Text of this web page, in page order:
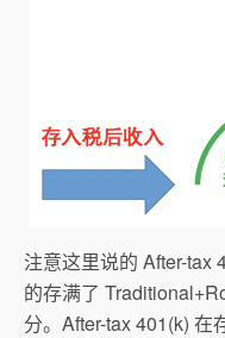
注意这里说的 After-tax
的存满了
分。After-tax 401(k)